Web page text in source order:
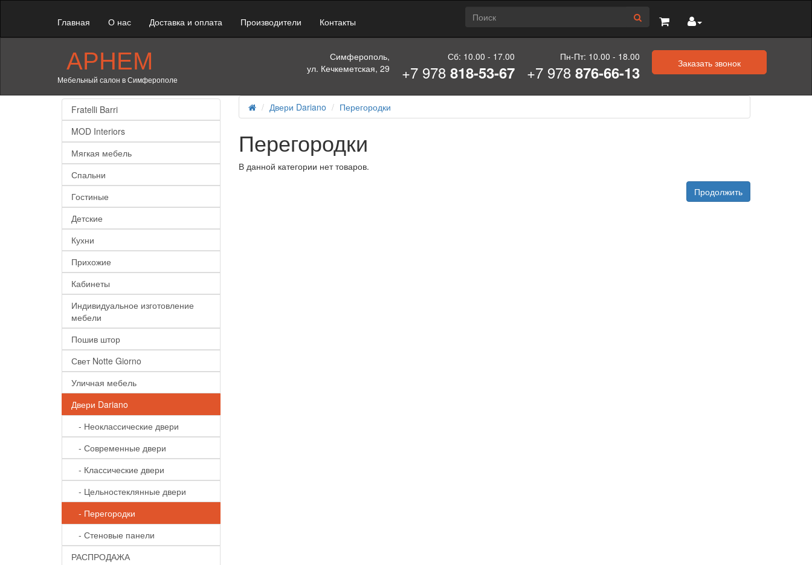
Главная О нас Доставка и оплата Производители Контакты
АРНЕМ
Мебельный салон в Симферополе
Симферополь,
ул. Кечкеметская, 29
Сб: 10.00 - 17.00
+7 978818-53-67
Пн-Пт: 10.00 - 18.00
+7 978876-66-13 Заказать звонок
Fratelli Barri
MOD Interiors
Мягкая мебель
Спальни
Гостиные
Детские
Кухни
Прихожие
Кабинеты
Индивидуальное изготовление
мебели
Пошив штор
Свет Notte Giorno
Уличная мебель
Двери Dariano
- Неоклассические двери
- Современные двери
- Классические двери
- Цельностеклянные двери
- Перегородки
- Стеновые панели
РАСПРОДАЖА
Двери Dariano Перегородки
Перегородки
В данной категории нет товаров.
Продолжить